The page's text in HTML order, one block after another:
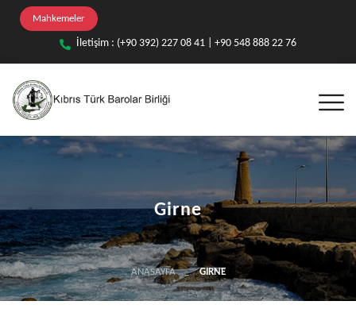
Mahkemeler
İletişim : (+90 392) 227 08 41 | +90 548 888 22 76
Girne
ANASAYFA GIRNE